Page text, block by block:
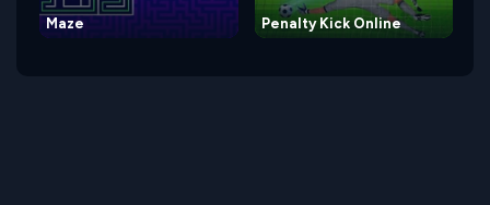
Maze Penalty Kick Online